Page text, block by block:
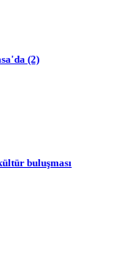
(2)
buluşması